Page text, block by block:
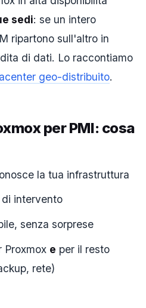
sedi: se un intero
ripartono sull'altro in
di dati. Lo raccontiamo
geo-distribuito.
per PMI: cosa
la tua infrastruttura
intervento
senza sorprese
Proxmox e per il resto
rete)